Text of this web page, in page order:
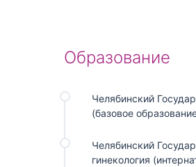
Образование
Челябинский
(базовое
Челябинский
гинекология